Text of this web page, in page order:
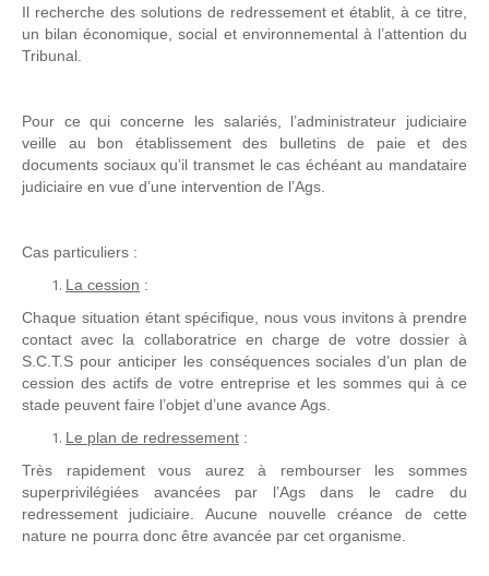
Il recherche des solutions de redressement et établit, à ce titre,
un bilan économique, social et environnemental à l’attention du
Tribunal.
Pour ce qui concerne les salariés, l’administrateur judiciaire
veille au bon établissement des bulletins de paie et des
documents sociaux qu’il transmet le cas échéant au mandataire
judiciaire en vue d’une intervention de l’Ags.
Cas particuliers :
La cession :
Chaque situation étant spécifique, nous vous invitons à prendre
contact avec la collaboratrice en charge de votre dossier à
S.C.T.S pour anticiper les conséquences sociales d’un plan de
cession des actifs de votre entreprise et les sommes qui à ce
stade peuvent faire l’objet d’une avance Ags.
Le plan de redressement :
Très rapidement vous aurez à rembourser les sommes
superprivilégiées avancées par l’Ags dans le cadre du
redressement judiciaire. Aucune nouvelle créance de cette
nature ne pourra donc être avancée par cet organisme.